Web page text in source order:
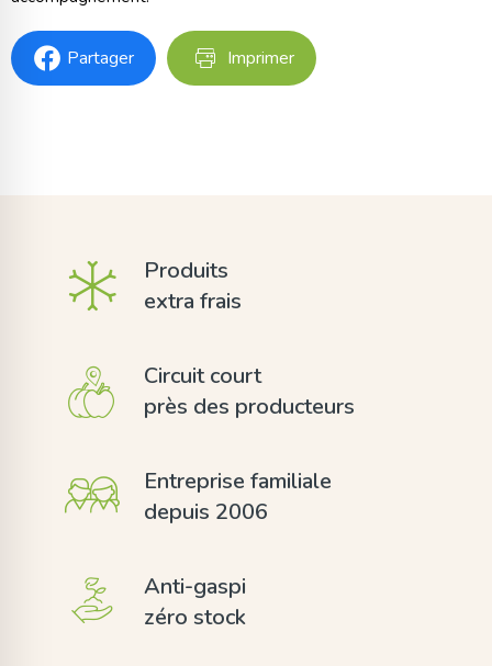
Partager Imprimer
Produits
extra frais
Circuit court
près des producteurs
Entreprise familiale
depuis 2006
Anti-gaspi
zéro stock